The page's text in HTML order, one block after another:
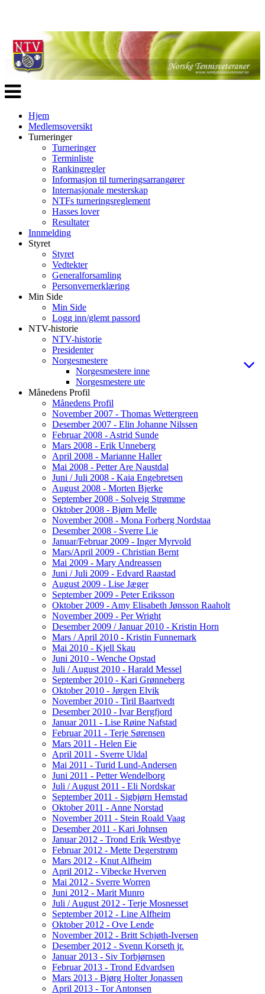
Veksle
navigasjon
Hjem
Medlemsoversikt
Turneringer
Turneringer
Terminliste
Rankingregler
Informasjon til turneringsarrangører
Internasjonale mesterskap
NTFs turneringsreglement
Hasses lover
Resultater
Innmelding
Styret
Styret
Vedtekter
Generalforsamling
Personvernerklæring
Min Side
Min Side
Logg inn/glemt passord
NTV-historie
NTV-historie
Presidenter
Norgesmestere
Norgesmestere inne
Norgesmestere ute
Månedens Profil
Månedens Profil
November 2007 - Thomas Wettergreen
Desember 2007 - Elin Johanne Nilssen
Februar 2008 - Astrid Sunde
Mars 2008 - Erik Unneberg
April 2008 - Marianne Haller
Mai 2008 - Petter Are Naustdal
Juni / Juli 2008 - Kaia Engebretsen
August 2008 - Morten Bjerke
September 2008 - Solveig Strømme
Oktober 2008 - Bjørn Melle
November 2008 - Mona Forberg Nordstaa
Desember 2008 - Sverre Lie
Januar/Februar 2009 - Inger Myrvold
Mars/April 2009 - Christian Bernt
Mai 2009 - Mary Andreassen
Juni / Juli 2009 - Edvard Raastad
August 2009 - Lise Jæger
September 2009 - Peter Eriksson
Oktober 2009 - Amy Elisabeth Jønsson Raaholt
November 2009 - Per Wright
Desember 2009 / Januar 2010 - Kristin Horn
Mars / April 2010 - Kristin Funnemark
Mai 2010 - Kjell Skau
Juni 2010 - Wenche Opstad
Juli / August 2010 - Harald Messel
September 2010 - Kari Grønneberg
Oktober 2010 - Jørgen Elvik
November 2010 - Tiril Baartvedt
Desember 2010 - Ivar Bergfjord
Januar 2011 - Lise Røine Nafstad
Februar 2011 - Terje Sørensen
Mars 2011 - Helen Eie
April 2011 - Sverre Uldal
Mai 2011 - Turid Lund-Andersen
Juni 2011 - Petter Wendelborg
Juli / August 2011 - Eli Nordskar
September 2011 - Sigbjørn Hemstad
Oktober 2011 - Anne Norstad
November 2011 - Stein Roald Vaag
Desember 2011 - Kari Johnsen
Januar 2012 - Trond Erik Westbye
Februar 2012 - Mette Degerstrøm
Mars 2012 - Knut Alfheim
April 2012 - Vibecke Hverven
Mai 2012 - Sverre Worren
Juni 2012 - Marit Munro
Juli / August 2012 - Terje Mosnesset
September 2012 - Line Alfheim
Oktober 2012 - Ove Lende
November 2012 - Britt Schjøth-Iversen
Desember 2012 - Svenn Korseth jr.
Januar 2013 - Siv Torbjørnsen
Februar 2013 - Trond Edvardsen
Mars 2013 - Bjørg Holter Jonassen
April 2013 - Tor Antonsen